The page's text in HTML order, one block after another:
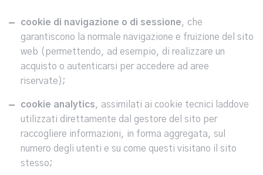
cookie di navigazione o di sessione, che
garantiscono la normale navigazione e fruizione del sito
web (permettendo, ad esempio, di realizzare un
acquisto o autenticarsi per accedere ad aree
riservate);
cookie analytics, assimilati ai cookie tecnici laddove
utilizzati direttamente dal gestore del sito per
raccogliere informazioni, in forma aggregata, sul
numero degli utenti e su come questi visitano il sito
stesso;